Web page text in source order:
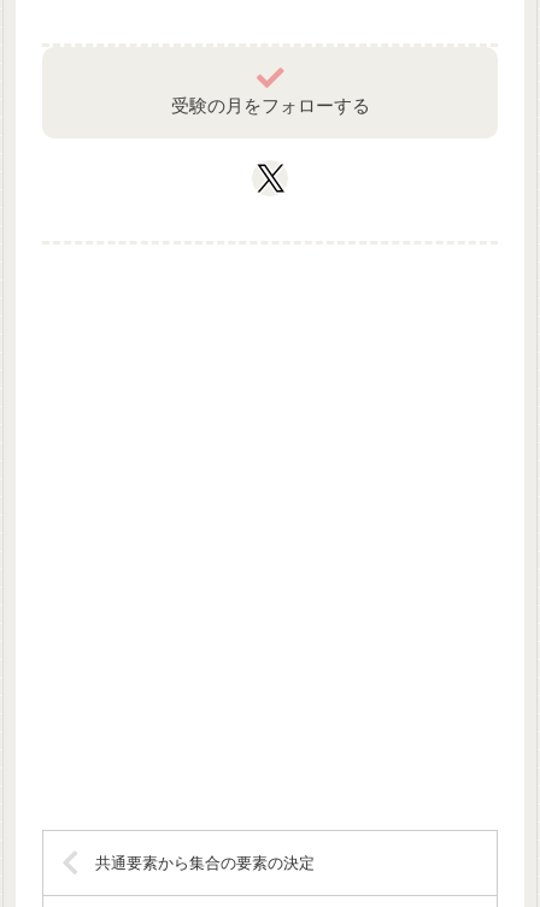
受験の月をフォローする
共通要素から集合の要素の決定